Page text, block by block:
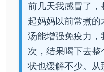
前几天我感冒了，
起妈妈以前常煮
汤能增强免疫力
次，结果喝下去
状也缓解不少。